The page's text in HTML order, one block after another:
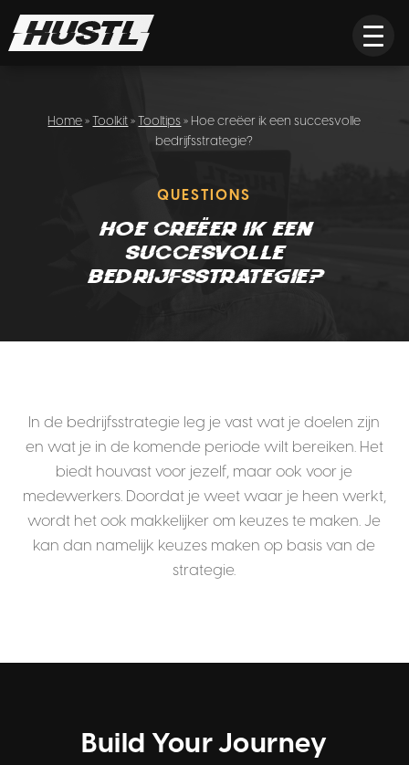
Home»Toolkit»Tooltips» Hoe creëer ik een succesvolle
bedrijfsstrategie?
QUESTIONS
Hoe creëer ik een
succesvolle
bedrijfsstrategie?
In de bedrijfsstrategie leg je vast wat je doelen zijn
en wat je in de komende periode wilt bereiken. Het
biedt houvast voor jezelf, maar ook voor je
medewerkers. Doordat je weet waar je heen werkt,
wordt het ook makkelijker om keuzes te maken. Je
kan dan namelijk keuzes maken op basis van de
strategie.
Build Your Journey